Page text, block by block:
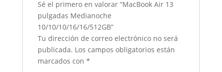
Sé el primero en valorar “MacBook Air 13
pulgadas Medianoche
10/10/10/16/16/512GB”
Tu dirección de correo electrónico no será
publicada. Los campos obligatorios están
marcados con *